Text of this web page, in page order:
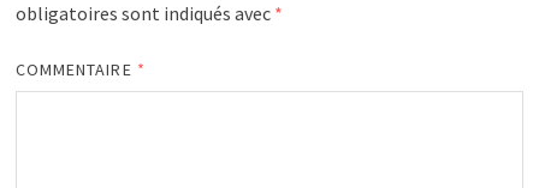
obligatoires sont indiqués avec *
COMMENTAIRE *